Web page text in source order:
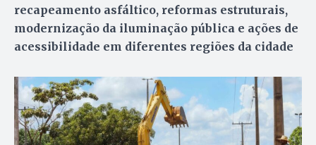
recapeamento asfáltico, reformas estruturais,
modernização da iluminação pública e ações de
acessibilidade em diferentes regiões da cidade